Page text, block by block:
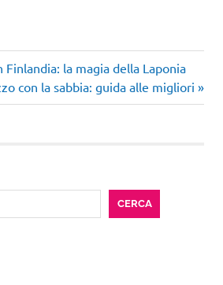
Finlandia: la magia della Laponia
con la sabbia: guida alle migliori
CERCA